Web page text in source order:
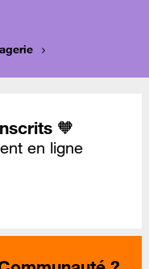
🧡
en ligne